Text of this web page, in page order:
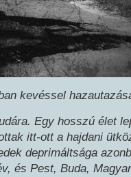
kevéssel
Egy hosszú élet
itt-ott a hajdani
deprimáltsága
és Pest, Buda,